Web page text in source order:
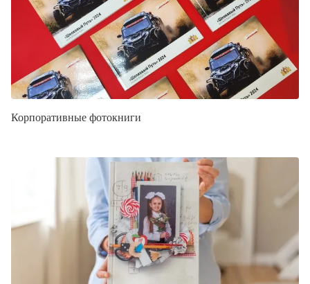
Корпоративные фотокниги